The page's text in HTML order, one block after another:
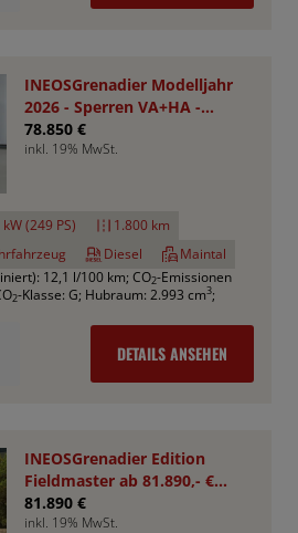
INEOSGrenadier Modelljahr
2026 - Sperren VA+HA -
Smooth Pack
78.850 €
inkl. 19% MwSt.
(249 PS)
1.800 km
Diesel
Maintal
12,1 l/100 km; CO2-Emissionen
2-Klasse: G; Hubraum: 2.993 cm3;
DETAILS ANSEHEN
INEOSGrenadier Edition
Fieldmaster ab 81.890,- €
*Bestellfahrzeug*
81.890 €
inkl. 19% MwSt.